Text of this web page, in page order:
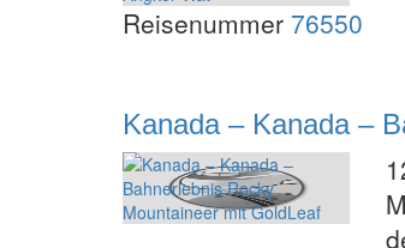
Reisenummer 76550
Kanada – Kanada –